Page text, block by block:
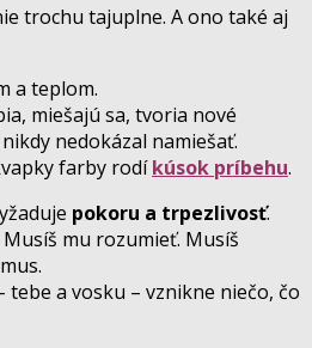
trochu tajuplne. A ono také aj
a teplom.
miešajú sa, tvoria nové
nedokázal namiešať.
farby rodíkúsok príbehu.
pokoru a trpezlivosť.
mu rozumieť. Musíš
tebe a vosku – vznikne niečo, čo